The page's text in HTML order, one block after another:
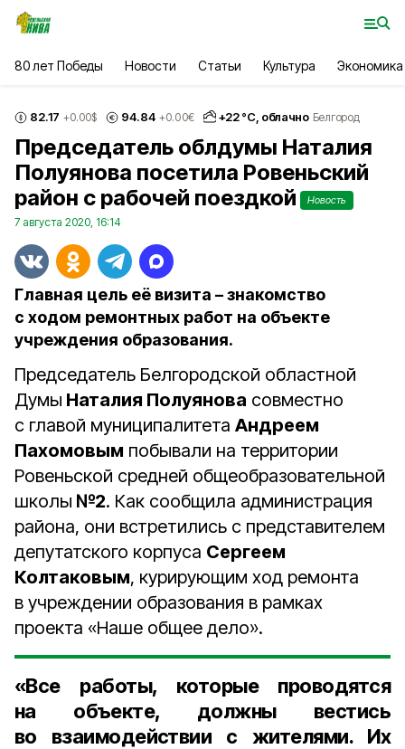
80 лет Победы Новости Статьи Культура Экономика
82.17 +0.00$ 94.84 +0.00€ +22°С, облачно Белгород
Председатель облдумы Наталия
Полуянова посетила Ровеньский
район с рабочей поездкой
Новость
7 августа 2020, 16:14
Главная цель её визита – знакомство
с ходом ремонтных работ на объекте
учреждения образования.
Председатель Белгородской областной
Думы Наталия Полуянова совместно
с главой муниципалитета Андреем
Пахомовым побывали на территории
Ровеньской средней общеобразовательной
школы №2. Как сообщила администрация
района, они встретились с представителем
депутатского корпуса Сергеем
Колтаковым, курирующим ход ремонта
в учреждении образования в рамках
проекта «Наше общее дело».
«Все работы, которые проводятся
на объекте, должны вестись
во взаимодействии с жителями. Их